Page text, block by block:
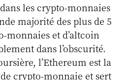
les crypto-monnaies
majorité des plus de 5
monnaies et d’altcoin
dans l’obscurité.
l’Ethereum est la
crypto-monnaie et sert